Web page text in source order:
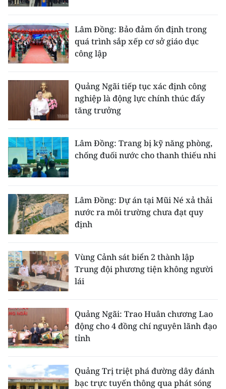
Lâm Đồng: Bảo đảm ổn định trong
quá trình sắp xếp cơ sở giáo dục
công lập
Quảng Ngãi tiếp tục xác định công
nghiệp là động lực chính thúc đẩy
tăng trưởng
Lâm Đồng: Trang bị kỹ năng phòng,
chống đuối nước cho thanh thiếu nhi
Lâm Đồng: Dự án tại Mũi Né xả thải
nước ra môi trường chưa đạt quy
định
Vùng Cảnh sát biển 2 thành lập
Trung đội phương tiện không người
lái
Quảng Ngãi: Trao Huân chương Lao
động cho 4 đồng chí nguyên lãnh đạo
tỉnh
Quảng Trị triệt phá đường dây đánh
bạc trực tuyến thông qua phát sóng